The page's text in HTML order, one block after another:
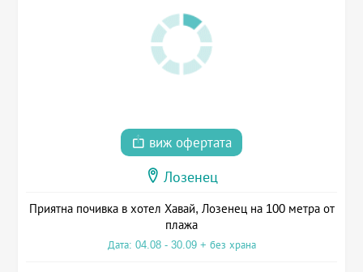
виж офертата
Лозенец
Приятна почивка в хотел Хавай, Лозенец на 100 метра от
плажа
Дата: 04.08 - 30.09 + без храна